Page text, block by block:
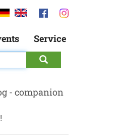
Service
- companion